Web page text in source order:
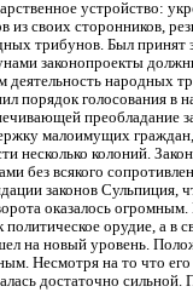
устройство:
из своих сторонников,
трибунов. Был принят
законопроекты
деятельность народных
порядок голосования в
преобладание
малоимущих
несколько колоний.
без всякого
законов Сульпиция,
оказалось огромным.
политическое орудие, а в
на новый уровень.
Несмотря на то что
достаточно